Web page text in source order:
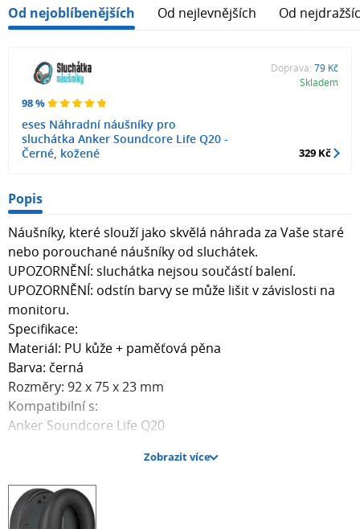
Od nejoblíbenějších Od nejlevnějších Od
98 %
eses Náhradní náušníky pro
sluchátka Anker Soundcore Life Q20 -
Černé, kožené
Doprava: 79 Kč
Skladem
329 Kč
Popis
Náušníky, které slouží jako skvělá náhrada za Vaše staré
nebo porouchané náušníky od sluchátek.
UPOZORNĚNÍ: sluchátka nejsou součástí balení.
UPOZORNĚNÍ: odstín barvy se může lišit v závislosti na
monitoru.
Specifikace:
Materiál: PU kůže + paměťová pěna
Barva: černá
Rozměry: 92 x 75 x 23 mm
Kompatibilní s:
Anker Soundcore Life Q20
Zobrazit více